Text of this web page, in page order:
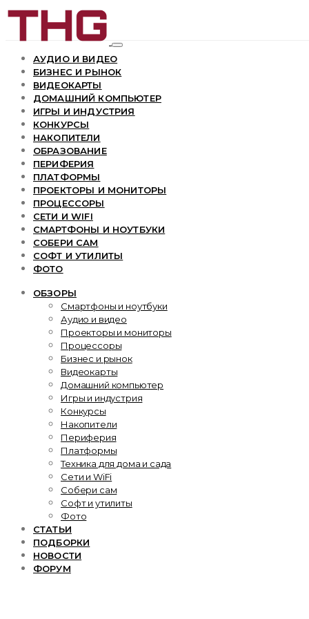
АУДИО И ВИДЕО
БИЗНЕС И РЫНОК
ВИДЕОКАРТЫ
ДОМАШНИЙ КОМПЬЮТЕР
ИГРЫ И ИНДУСТРИЯ
КОНКУРСЫ
НАКОПИТЕЛИ
ОБРАЗОВАНИЕ
ПЕРИФЕРИЯ
ПЛАТФОРМЫ
ПРОЕКТОРЫ И МОНИТОРЫ
ПРОЦЕССОРЫ
СЕТИ И WIFI
СМАРТФОНЫ И НОУТБУКИ
СОБЕРИ САМ
СОФТ И УТИЛИТЫ
ФОТО
ОБЗОРЫ
Смартфоны и ноутбуки
Аудио и видео
Проекторы и мониторы
Процессоры
Бизнес и рынок
Видеокарты
Домашний компьютер
Игры и индустрия
Конкурсы
Накопители
Периферия
Платформы
Техника для дома и сада
Сети и WiFi
Собери сам
Софт и утилиты
Фото
СТАТЬИ
ПОДБОРКИ
НОВОСТИ
ФОРУМ